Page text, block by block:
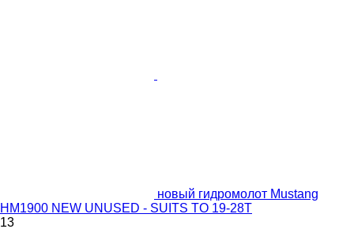
новый гидромолот Mustang
HM1900 NEW UNUSED - SUITS TO 19-28T
13